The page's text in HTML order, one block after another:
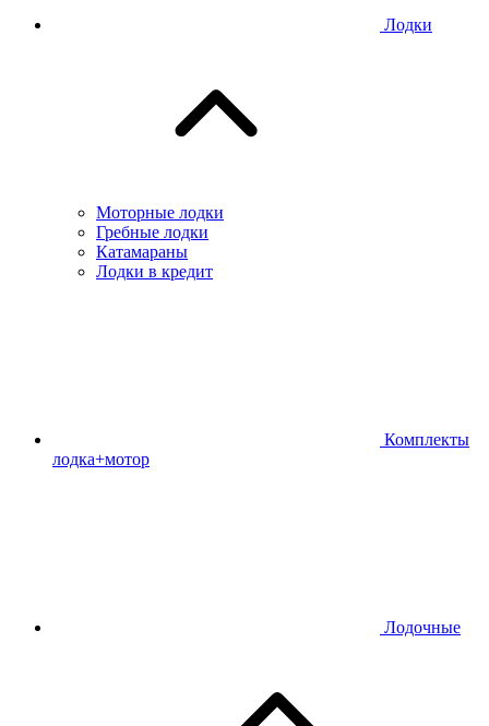
Лодки
Моторные лодки
Гребные лодки
Катамараны
Лодки в кредит
Комплекты
лодка+мотор
Лодочные